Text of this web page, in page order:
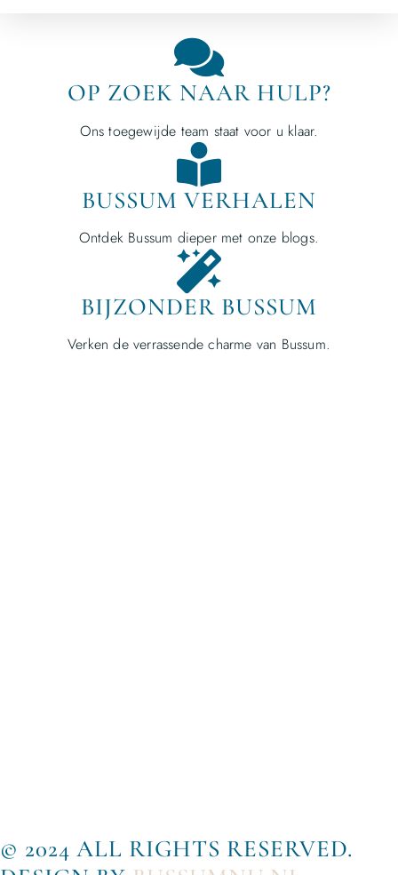
OP ZOEK NAAR HULP?
Ons toegewijde team staat voor u klaar.
BUSSUM VERHALEN
Ontdek Bussum dieper met onze blogs.
BIJZONDER BUSSUM
Verken de verrassende charme van Bussum.
© 2024 ALL RIGHTS RESERVED.